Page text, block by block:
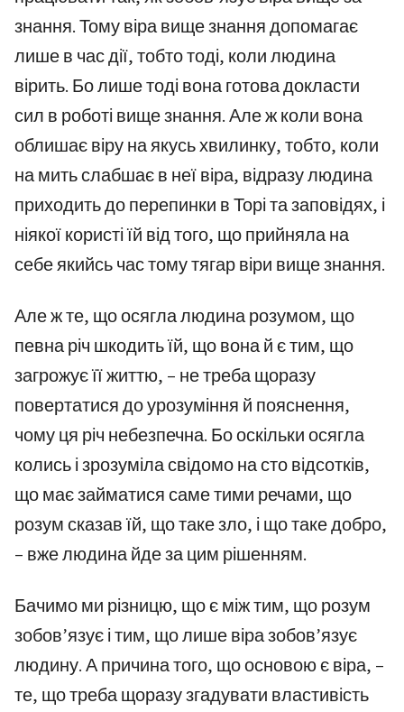
знання. Тому віра вище знання допомагає
лише в час дії, тобто тоді, коли людина
вірить. Бо лише тоді вона готова докласти
сил в роботі вище знання. Але ж коли вона
облишає віру на якусь хвилинку, тобто, коли
на мить слабшає в неї віра, відразу людина
приходить до перепинки в Торі та заповідях, і
ніякої користі їй від того, що прийняла на
себе якийсь час тому тягар віри вище знання.
Але ж те, що осягла людина розумом, що
певна річ шкодить їй, що вона й є тим, що
загрожує її життю, – не треба щоразу
повертатися до урозуміння й пояснення,
чому ця річ небезпечна. Бо оскільки осягла
колись і зрозуміла свідомо на сто відсотків,
що має займатися саме тими речами, що
розум сказав їй, що таке зло, і що таке добро,
– вже людина йде за цим рішенням.
Бачимо ми різницю, що є між тим, що розум
зобов’язує і тим, що лише віра зобов’язує
людину. А причина того, що основою є віра, –
те, що треба щоразу згадувати властивість